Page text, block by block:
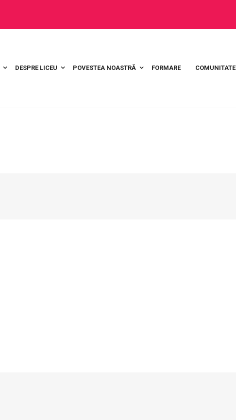
DESPRE LICEU POVESTEA NOASTRĂ FORMARE COMUNITATE